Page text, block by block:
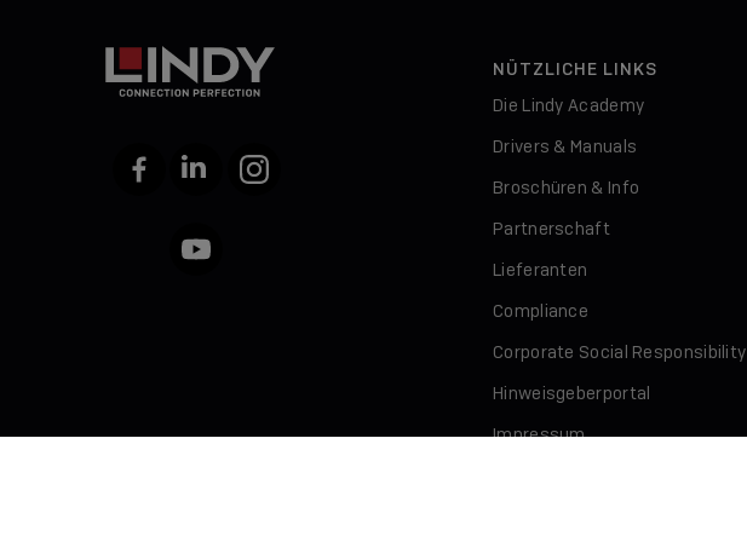
FacebookLinkedInInstagram
YouTube
NÜTZLICHE LINKS
Die Lindy Academy
Drivers & Manuals
Broschüren & Info
Partnerschaft
Lieferanten
Compliance
Corporate Social Responsibility
Hinweisgeberportal
Impressum